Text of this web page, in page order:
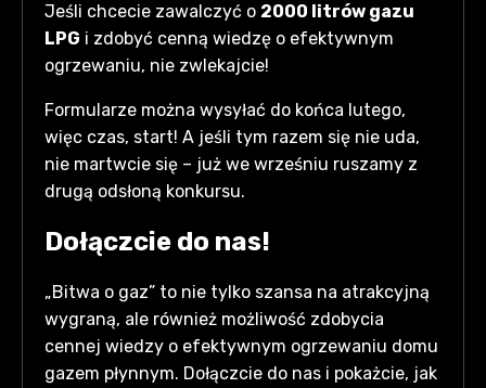
Jeśli chcecie zawalczyć o 2000 litrów gazu
LPG i zdobyć cenną wiedzę o efektywnym
ogrzewaniu, nie zwlekajcie!
Formularze można wysyłać do końca lutego,
więc czas, start! A jeśli tym razem się nie uda,
nie martwcie się – już we wrześniu ruszamy z
drugą odsłoną konkursu.
Dołączcie do nas!
„Bitwa o gaz” to nie tylko szansa na atrakcyjną
wygraną, ale również możliwość zdobycia
cennej wiedzy o efektywnym ogrzewaniu domu
gazem płynnym. Dołączcie do nas i pokażcie, jak